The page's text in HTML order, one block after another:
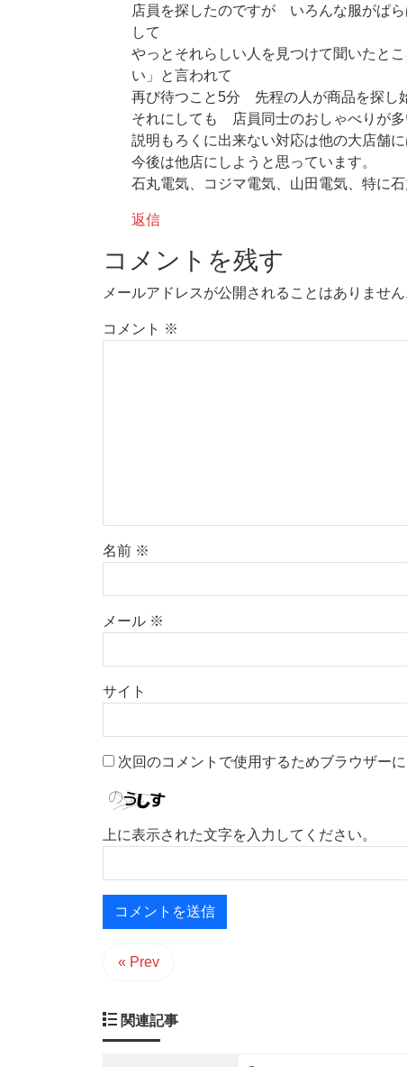
店員を探したのですが いろんな服がぱ
して
やっとそれらしい人を見つけて聞いたと
い」と言われて
再び待つこと5分 先程の人が商品を探し
それにしても 店員同士のおしゃべりが多
説明もろくに出来ない対応は他の大店舗
今後は他店にしようと思っています。
石丸電気、コジマ電気、山田電気、特に
返信
コメントを残す
メールアドレスが公開されることはありません
コメント ※
名前 ※
メール ※
サイト
次回のコメントで使用するためブラウザー
上に表示された文字を入力してください。
« Prev
関連記事